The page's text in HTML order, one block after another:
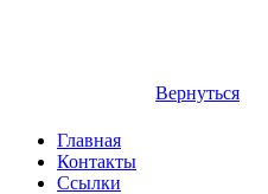
Вернуться
Главная
Контакты
Ссылки